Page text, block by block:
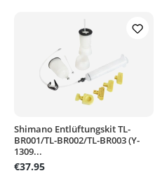
Shimano Entlüftungskit TL-
BR001/TL-BR002/TL-BR003 (Y-
1309...
€37.95